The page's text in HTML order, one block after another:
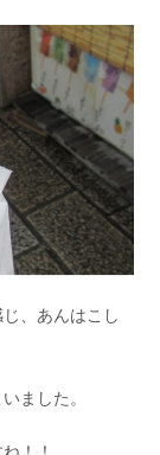
、あんはこし
ました。
！！